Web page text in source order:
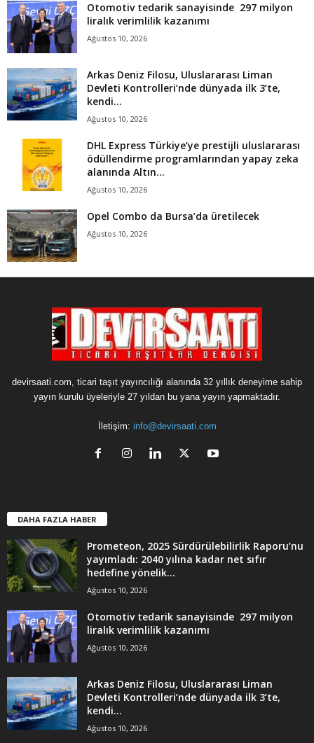
Otomotiv tedarik sanayisinde 297 milyon
liralık verimlilik kazanımı
Ağustos 10, 2026
Arkas Deniz Filosu, Uluslararası Liman
Devleti Kontrolleri’nde dünyada ilk 3’te,
kendi...
Ağustos 10, 2026
DHL Express Türkiye’ye prestijli uluslararası
ödüllendirme programlarından yapay zeka
alanında Altın...
Ağustos 10, 2026
Opel Combo da Bursa’da üretilecek
Ağustos 10, 2026
devirsaati.com, ticari taşıt yayıncılığı alanında 32 yıllık deneyime sahip
yayın kurulu üyeleriyle 27 yıldan bu yana yayın yapmaktadır.
İletişim: info@devirsaati.com
DAHA FAZLA HABER
Prometeon, 2025 Sürdürülebilirlik Raporu’nu
yayımladı: 2040 yılına kadar net sıfır
hedefine yönelik...
Ağustos 10, 2026
Otomotiv tedarik sanayisinde 297 milyon
liralık verimlilik kazanımı
Ağustos 10, 2026
Arkas Deniz Filosu, Uluslararası Liman
Devleti Kontrolleri’nde dünyada ilk 3’te,
kendi...
Ağustos 10, 2026